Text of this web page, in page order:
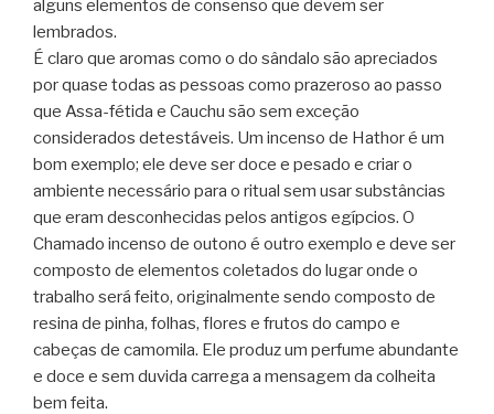
alguns elementos de consenso que devem ser
lembrados.
É claro que aromas como o do sândalo são apreciados
por quase todas as pessoas como prazeroso ao passo
que Assa-fétida e Cauchu são sem exceção
considerados detestáveis. Um incenso de Hathor é um
bom exemplo; ele deve ser doce e pesado e criar o
ambiente necessário para o ritual sem usar substâncias
que eram desconhecidas pelos antigos egípcios. O
Chamado incenso de outono é outro exemplo e deve ser
composto de elementos coletados do lugar onde o
trabalho será feito, originalmente sendo composto de
resina de pinha, folhas, flores e frutos do campo e
cabeças de camomila. Ele produz um perfume abundante
e doce e sem duvida carrega a mensagem da colheita
bem feita.